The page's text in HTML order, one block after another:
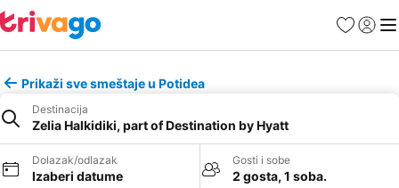
FavoritiPrijavi
Prikaži sve smeštaje u Potidea
Destinacija
Zelia Halkidiki, part of Destination by Hyatt
Dolazak/odlazak
Izaberi datume
Gosti i sobe
2 gosta, 1 soba.